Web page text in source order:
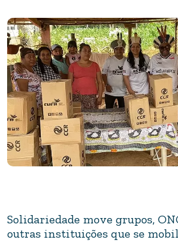
Solidariedade move grupos,
outras instituições que se